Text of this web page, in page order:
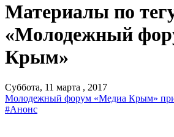
Материалы по
«Молодежный
Крым»
Суббота, 11 марта , 2017
Молодежный форум «Медиа Крым»
#Анонс